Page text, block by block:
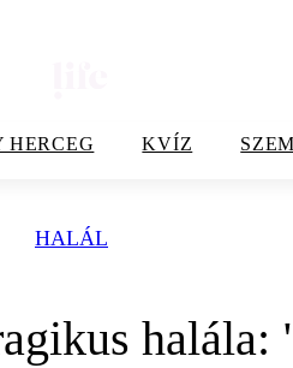
HERCEG KVÍZ
HALÁL
halála: